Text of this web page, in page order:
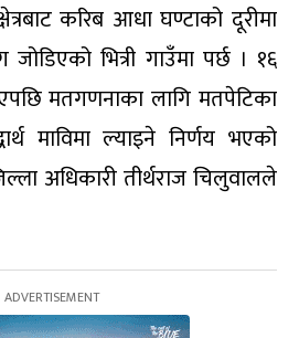
करिब आधा घण्टाको दूरीमा
भित्री गाउँमा पर्छ । १६
मतगणनाका लागि मतपेटिका
माविमा ल्याइने निर्णय भएको
अधिकारी तीर्थराज चिलुवालले